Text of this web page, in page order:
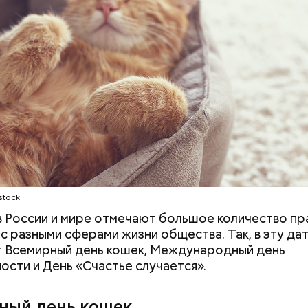
России и мире отмечают большое количество
с разными сферами жизни общества. Так, в эту
Всемирный день кошек, Международный день
и День «Счастье случается».
день холостяка
порезанные кубиками, нужно легко обжарить на